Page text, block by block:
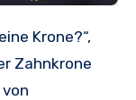
Zahnkrone